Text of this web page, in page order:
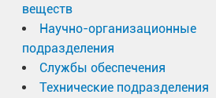
веществ
Научно-организационные
подразделения
Службы обеспечения
Технические подразделения